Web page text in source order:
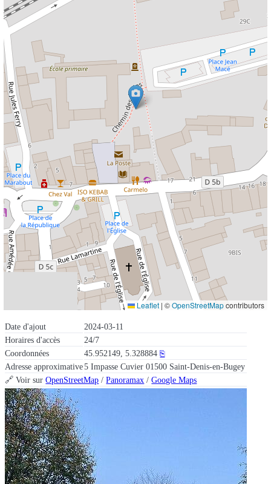
Date d'ajout
2024-03-11
Horaires d'accès
24/7
Coordonnées
45.952149, 5.328884 ⎘
Adresse approximative5 Impasse Cuvier 01500 Saint-Denis-en-Bugey
🔗 Voir surOpenStreetMap /Panoramax /Google Maps
Leaflet | ©OpenStreetMapcontributors